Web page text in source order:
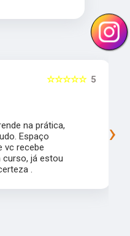
5
☆☆☆☆☆
na prática,
Espaço
vc recebe
curso, já estou
.
›